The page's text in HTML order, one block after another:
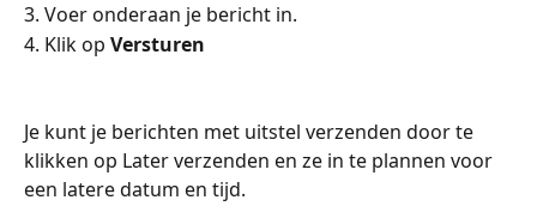
3. Voer onderaan je bericht in.
4. Klik op Versturen
Je kunt je berichten met uitstel verzenden door te
klikken op Later verzenden en ze in te plannen voor
een latere datum en tijd.